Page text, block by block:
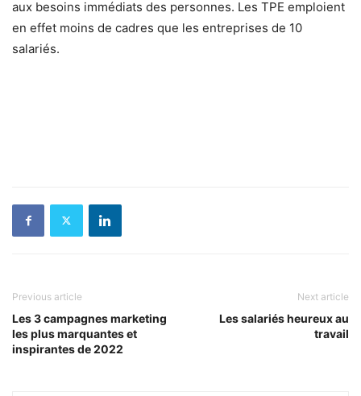
aux besoins immédiats des personnes. Les TPE emploient
en effet moins de cadres que les entreprises de 10
salariés.
Previous article
Les 3 campagnes marketing
les plus marquantes et
inspirantes de 2022
Next article
Les salariés heureux au
travail